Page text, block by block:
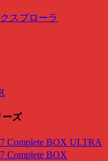
スプローラ
ーズ
Complete BOX ULTRA
Complete BOX